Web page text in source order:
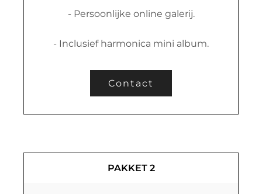
- Persoonlijke online galerij.
- Inclusief harmonica mini album.
Contact
PAKKET 2